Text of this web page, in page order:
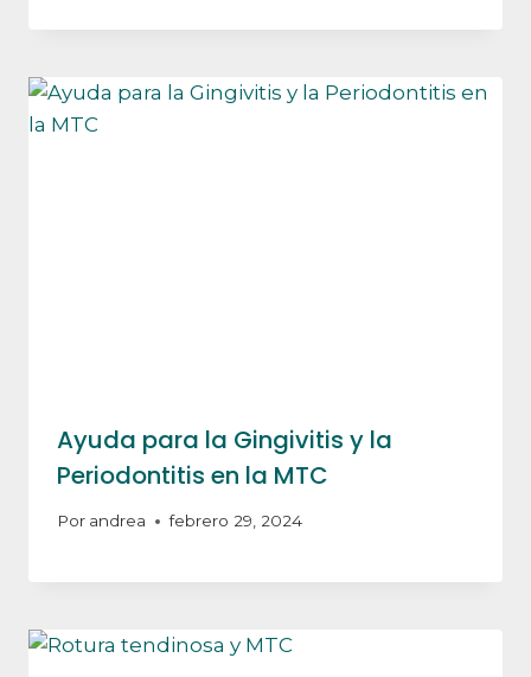
Ayuda para la Gingivitis y la
Periodontitis en la MTC
Por andrea febrero 29, 2024